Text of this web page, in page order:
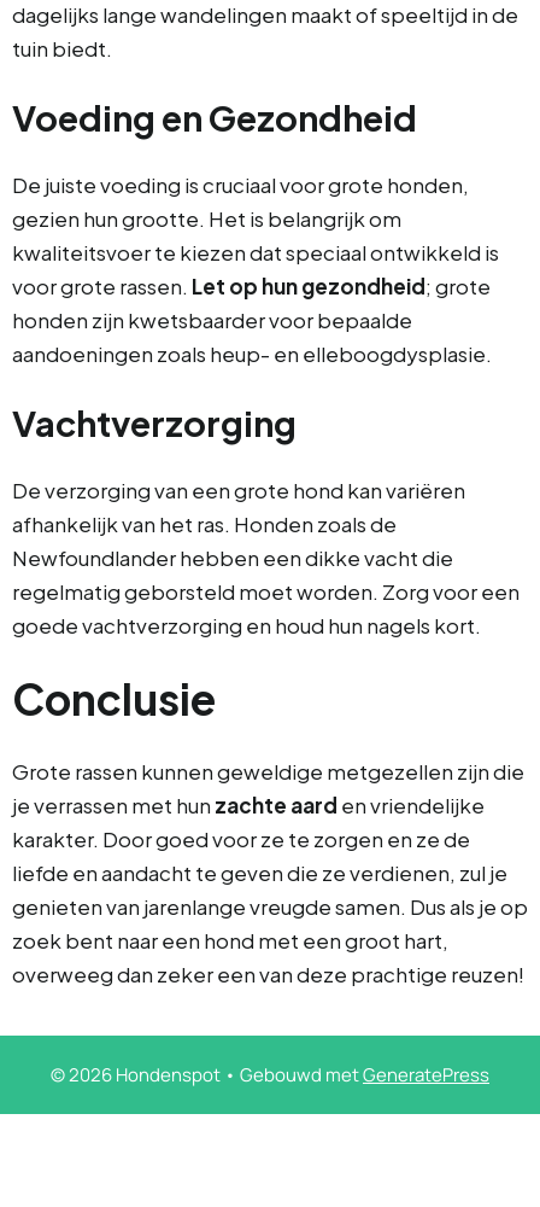
dagelijks lange wandelingen maakt of speeltijd in de
tuin biedt.
Voeding en Gezondheid
De juiste voeding is cruciaal voor grote honden,
gezien hun grootte. Het is belangrijk om
kwaliteitsvoer te kiezen dat speciaal ontwikkeld is
voor grote rassen. Let op hun gezondheid; grote
honden zijn kwetsbaarder voor bepaalde
aandoeningen zoals heup- en elleboogdysplasie.
Vachtverzorging
De verzorging van een grote hond kan variëren
afhankelijk van het ras. Honden zoals de
Newfoundlander hebben een dikke vacht die
regelmatig geborsteld moet worden. Zorg voor een
goede vachtverzorging en houd hun nagels kort.
Conclusie
Grote rassen kunnen geweldige metgezellen zijn die
je verrassen met hun zachte aard en vriendelijke
karakter. Door goed voor ze te zorgen en ze de
liefde en aandacht te geven die ze verdienen, zul je
genieten van jarenlange vreugde samen. Dus als je op
zoek bent naar een hond met een groot hart,
overweeg dan zeker een van deze prachtige reuzen!
© 2026 Hondenspot • Gebouwd metGeneratePress